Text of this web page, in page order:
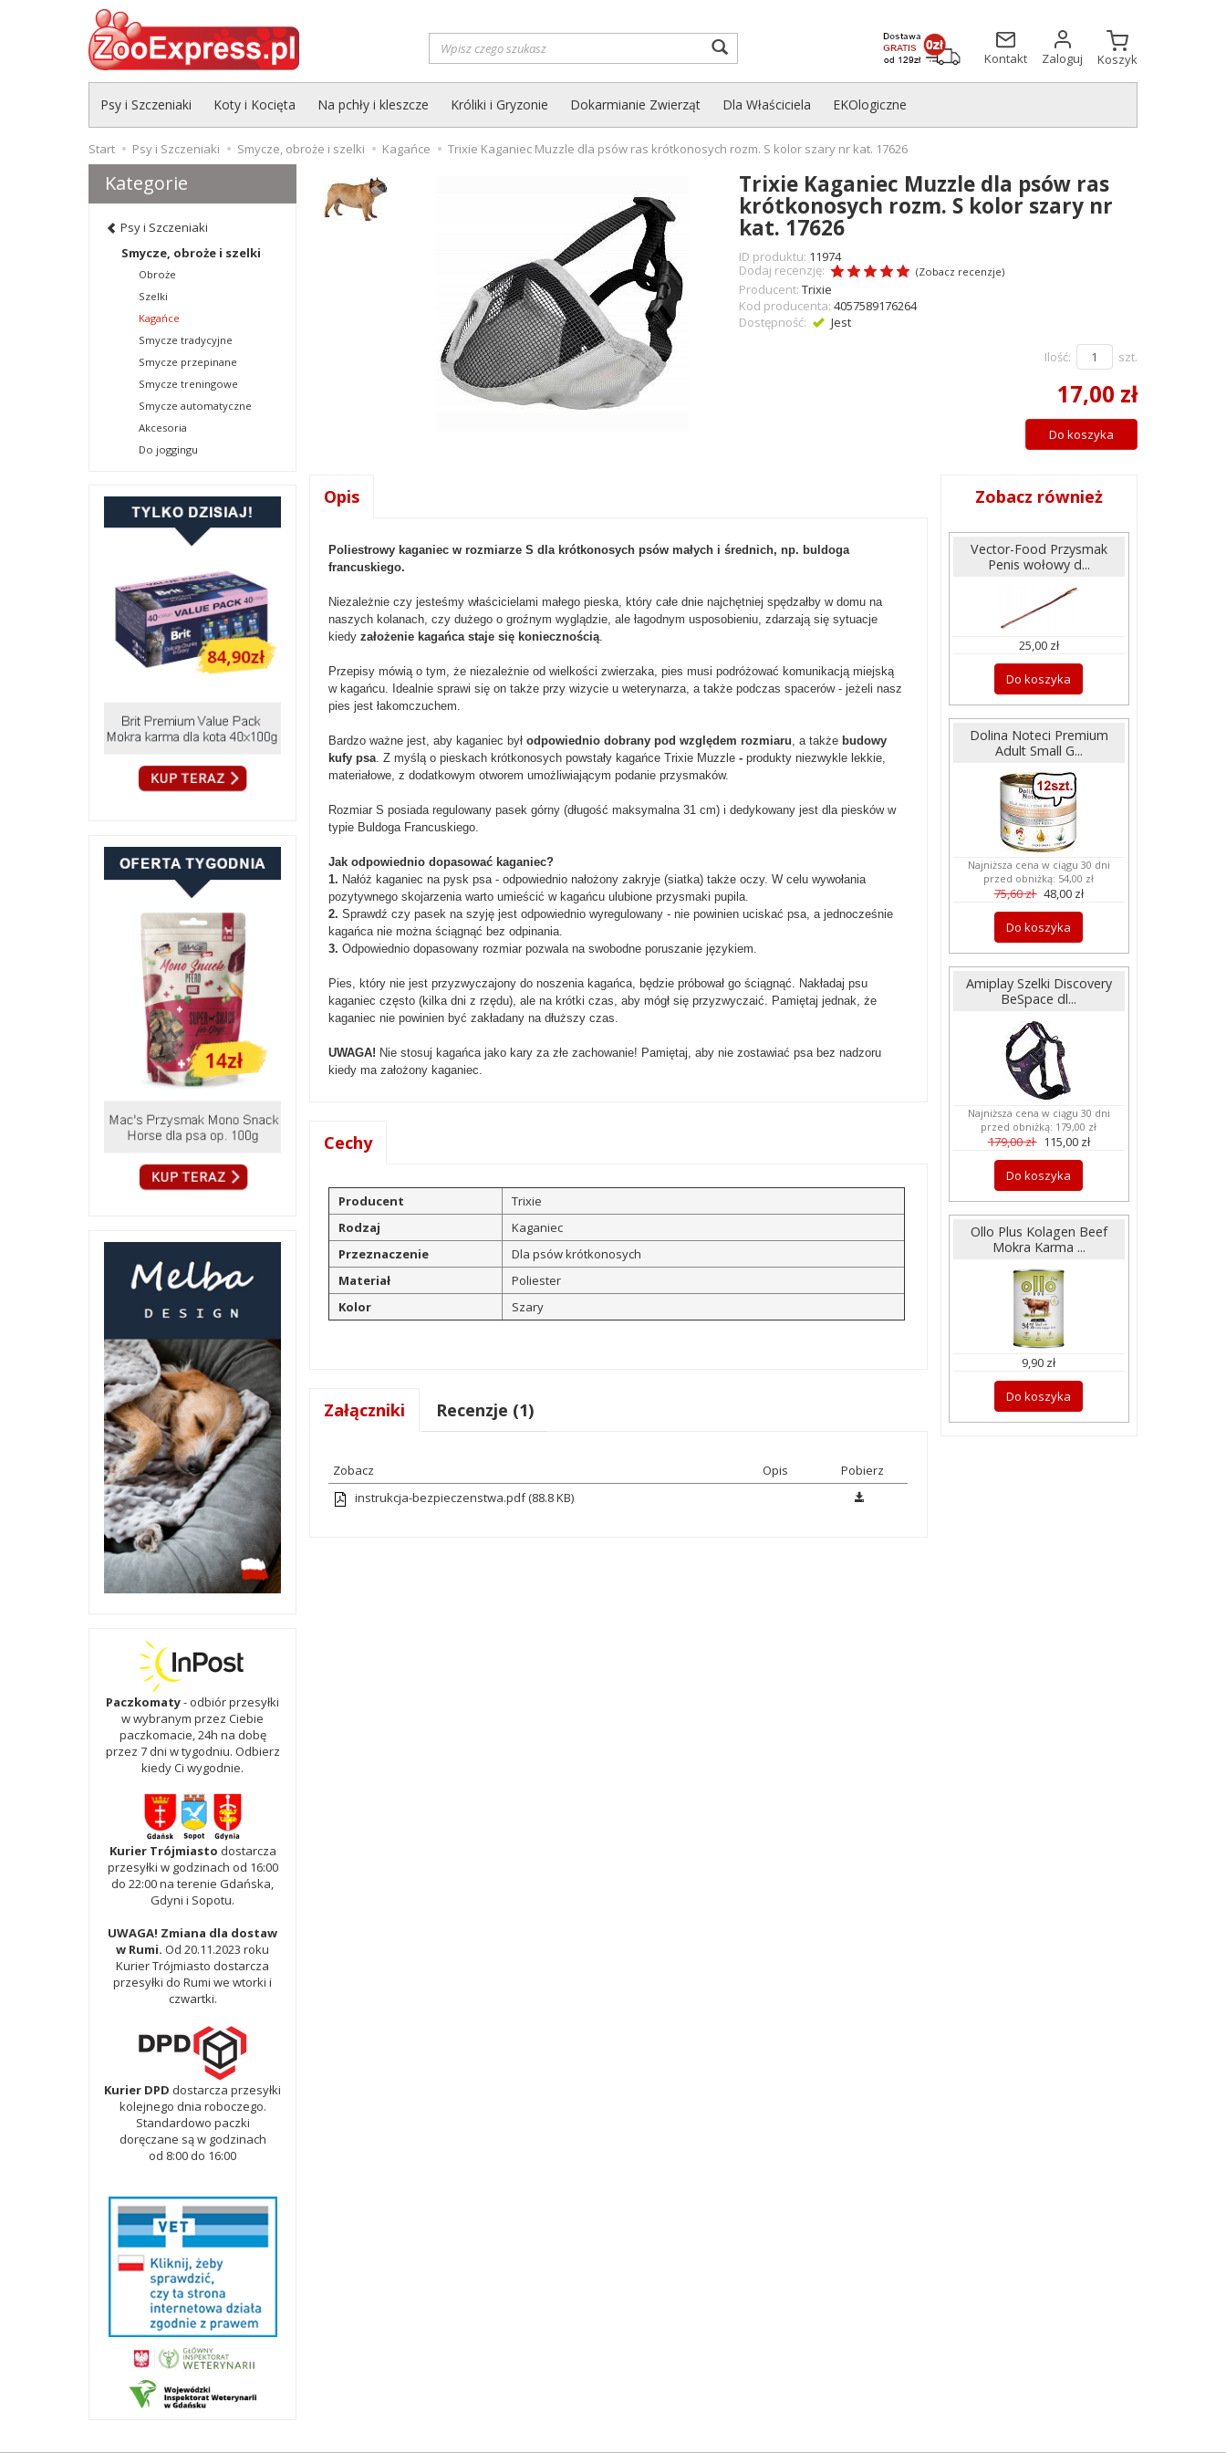
Kontakt
Zaloguj Koszyk
Psy i Szczeniaki Koty i Kocięta Na pchły i kleszcze Króliki i Gryzonie Dokarmianie Zwierząt Dla Właściciela EKOlogiczne
Start Psy i Szczeniaki Smycze, obroże i szelki Kagańce Trixie Kaganiec Muzzle dla psów ras krótkonosych rozm. S kolor szary nr kat. 17626
Trixie Kaganiec Muzzle dla psów ras
krótkonosych rozm. S kolor szary nr
kat. 17626
ID produktu: 11974
Dodaj recenzję:
(Zobacz recenzje)
Producent: Trixie
Kod producenta: 4057589176264
Dostępność:
Jest
Ilość: szt.
17,00 zł
Do koszyka
Opis
Poliestrowy kaganiec w rozmiarze S dla krótkonosych psów małych i średnich, np. buldoga
francuskiego.
Niezależnie czy jesteśmy właścicielami małego pieska, który całe dnie najchętniej spędzałby w domu na
naszych kolanach, czy dużego o groźnym wyglądzie, ale łagodnym usposobieniu, zdarzają się sytuacje
kiedyzałożenie kagańca staje się koniecznością.
Przepisy mówią o tym, że niezależnie od wielkości zwierzaka, pies musi podróżować komunikacją miejską
w kagańcu. Idealnie sprawi się on także przy wizycie u weterynarza, a także podczas spacerów - jeżeli nasz
pies jest łakomczuchem.
Bardzo ważne jest, aby kaganiec byłodpowiednio dobrany pod względem rozmiaru, a także budowy
kufy psa. Z myślą o pieskach krótkonosych powstały kagańce Trixie Muzzle -produkty niezwykle lekkie,
materiałowe, z dodatkowym otworem umożliwiającym podanie przysmaków.
Rozmiar S posiada regulowany pasek górny (długość maksymalna 31 cm) i dedykowany jest dla piesków w
typie Buldoga Francuskiego.
Jak odpowiednio dopasować kaganiec?
1. Nałóż kaganiec na pysk psa - odpowiednio nałożony zakryje (siatka) także oczy. W celu wywołania
pozytywnego skojarzenia warto umieścić w kagańcu ulubione przysmaki pupila.
2. Sprawdź czy pasek na szyję jest odpowiednio wyregulowany - nie powinien uciskać psa, a jednocześnie
kagańca nie można ściągnąć bez odpinania.
3.Odpowiednio dopasowany rozmiar pozwala na swobodne poruszanie językiem.
Pies, który nie jest przyzwyczajony do noszenia kagańca, będzie próbował go ściągnąć. Nakładaj psu
kaganiec często (kilka dni z rzędu), ale na krótki czas, aby mógł się przyzwyczaić. Pamiętaj jednak, że
kaganiec nie powinien być zakładany na dłuższy czas.
UWAGA! Nie stosuj kagańca jako kary za złe zachowanie! Pamiętaj, aby nie zostawiać psa bez nadzoru
kiedy ma założony kaganiec.
Cechy
Producent
Trixie
Rodzaj
Kaganiec
Przeznaczenie
Dla psów krótkonosych
Materiał
Poliester
Kolor
Szary
Załączniki Recenzje (1)
Zobacz Opis
Pobierz
instrukcja-bezpieczenstwa.pdf (88.8 KB)
Zobacz również
Vector-Food Przysmak
Penis wołowy d...
25,00 zł
Do koszyka
Dolina Noteci Premium
Adult Small G...
Najniższa cena w ciągu 30 dni
przed obniżką: 54,00 zł
75,60 zł 48,00 zł
Do koszyka
Amiplay Szelki Discovery
BeSpace dl...
Najniższa cena w ciągu 30 dni
przed obniżką: 179,00 zł
179,00 zł 115,00 zł
Do koszyka
Ollo Plus Kolagen Beef
Mokra Karma ...
9,90 zł
Do koszyka
Kategorie
Psy i Szczeniaki
Smycze, obroże i szelki
Obroże
Szelki
Kagańce
Smycze tradycyjne
Smycze przepinane
Smycze treningowe
Smycze automatyczne
Akcesoria
Do joggingu
Paczkomaty- odbiór przesyłki
w wybranym przez Ciebie
paczkomacie, 24h na dobę
przez 7 dni w tygodniu. Odbierz
kiedy Ci wygodnie.
Kurier Trójmiasto dostarcza
przesyłki w godzinach od 16:00
do 22:00 na terenie Gdańska,
Gdyni i Sopotu.
UWAGA! Zmiana dla dostaw
w Rumi. Od 20.11.2023 roku
Kurier Trójmiasto dostarcza
przesyłki do Rumi we wtorki i
czwartki.
Kurier DPD dostarcza przesyłki
kolejnego dnia roboczego.
Standardowo paczki
doręczane są w godzinach
od 8:00 do 16:00